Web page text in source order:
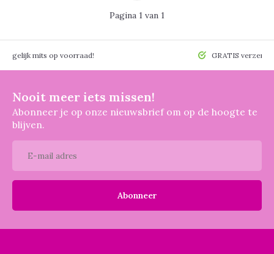
Pagina 1 van 1
mits op voorraad! GRATIS
Nooit meer iets missen!
Abonneer je op onze nieuwsbrief om op de hoogte te
blijven.
Abonneer